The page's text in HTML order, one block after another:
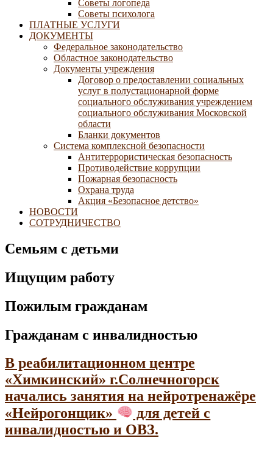
Советы логопеда
Советы психолога
ПЛАТНЫЕ УСЛУГИ
ДОКУМЕНТЫ
Федеральное законодательство
Областное законодательство
Документы учреждения
Договор о предоставлении социальных
услуг в полустационарной форме
социального обслуживания учреждением
социального обслуживания Московской
области
Бланки документов
Система комплексной безопасности
Антитеррористическая безопасность
Противодействие коррупции
Пожарная безопасность
Охрана труда
Акция «Безопасное детство»
НОВОСТИ
СОТРУДНИЧЕСТВО
Семьям с детьми
Ищущим работу
Пожилым гражданам
Гражданам с инвалидностью
В реабилитационном центре
«Химкинский» г.Солнечногорск
начались занятия на нейротренажёре
«Нейрогонщик»
для детей с
инвалидностью и ОВЗ.